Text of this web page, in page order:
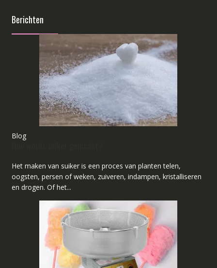
Berichten
Blog
Het maken van suiker is een proces van planten telen,
oogsten, persen of weken, zuiveren, indampen, kristalliseren
en drogen. Of het...